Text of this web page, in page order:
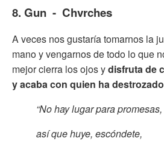
8. Gun - Chvrches
A veces nos gustaría tomarnos la
mano y vengarnos de todo lo que
mejor cierra los ojos ydisfruta de
y acaba con quien ha
“No hay lugar para promesas,
así que huye, escóndete,